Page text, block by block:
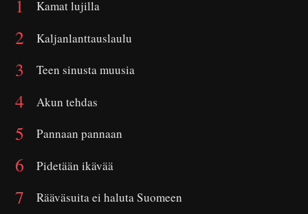
Kamat lujilla
Kaljanlanttauslaulu
Teen sinusta muusia
Akun tehdas
Pannaan pannaan
Pidetään ikävää
Rääväsuita ei haluta Suomeen